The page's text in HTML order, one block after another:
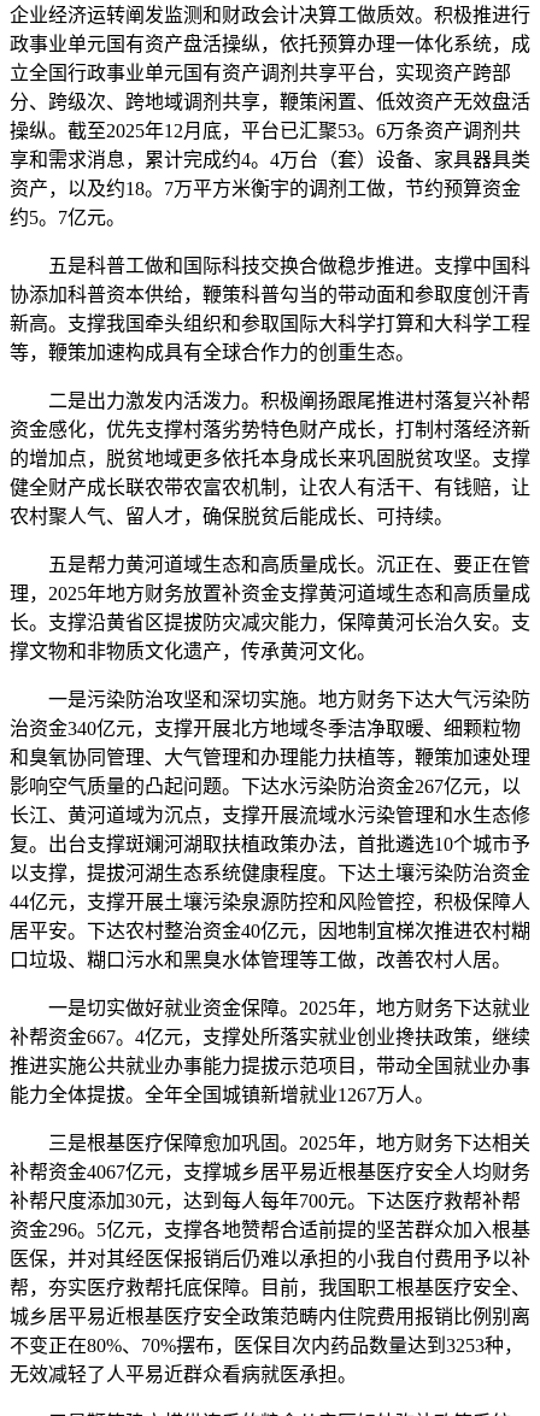
企业经济运转阐发监测和财政会计决算工做质效。积极推进行
政事业单元国有资产盘活操纵，依托预算办理一体化系统，成
立全国行政事业单元国有资产调剂共享平台，实现资产跨部
分、跨级次、跨地域调剂共享，鞭策闲置、低效资产无效盘活
操纵。截至2025年12月底，平台已汇聚53。6万条资产调剂共
享和需求消息，累计完成约4。4万台（套）设备、家具器具类
资产，以及约18。7万平方米衡宇的调剂工做，节约预算资金
约5。7亿元。
五是科普工做和国际科技交换合做稳步推进。支撑中国科
协添加科普资本供给，鞭策科普勾当的带动面和参取度创汗青
新高。支撑我国牵头组织和参取国际大科学打算和大科学工程
等，鞭策加速构成具有全球合作力的创重生态。
二是出力激发内活泼力。积极阐扬跟尾推进村落复兴补帮
资金感化，优先支撑村落劣势特色财产成长，打制村落经济新
的增加点，脱贫地域更多依托本身成长来巩固脱贫攻坚。支撑
健全财产成长联农带农富农机制，让农人有活干、有钱赔，让
农村聚人气、留人才，确保脱贫后能成长、可持续。
五是帮力黄河道域生态和高质量成长。沉正在、要正在管
理，2025年地方财务放置补资金支撑黄河道域生态和高质量成
长。支撑沿黄省区提拔防灾减灾能力，保障黄河长治久安。支
撑文物和非物质文化遗产，传承黄河文化。
一是污染防治攻坚和深切实施。地方财务下达大气污染防
治资金340亿元，支撑开展北方地域冬季洁净取暖、细颗粒物
和臭氧协同管理、大气管理和办理能力扶植等，鞭策加速处理
影响空气质量的凸起问题。下达水污染防治资金267亿元，以
长江、黄河道域为沉点，支撑开展流域水污染管理和水生态修
复。出台支撑斑斓河湖取扶植政策办法，首批遴选10个城市予
以支撑，提拔河湖生态系统健康程度。下达土壤污染防治资金
44亿元，支撑开展土壤污染泉源防控和风险管控，积极保障人
居平安。下达农村整治资金40亿元，因地制宜梯次推进农村糊
口垃圾、糊口污水和黑臭水体管理等工做，改善农村人居。
一是切实做好就业资金保障。2025年，地方财务下达就业
补帮资金667。4亿元，支撑处所落实就业创业搀扶政策，继续
推进实施公共就业办事能力提拔示范项目，带动全国就业办事
能力全体提拔。全年全国城镇新增就业1267万人。
三是根基医疗保障愈加巩固。2025年，地方财务下达相关
补帮资金4067亿元，支撑城乡居平易近根基医疗安全人均财务
补帮尺度添加30元，达到每人每年700元。下达医疗救帮补帮
资金296。5亿元，支撑各地赞帮合适前提的坚苦群众加入根基
医保，并对其经医保报销后仍难以承担的小我自付费用予以补
帮，夯实医疗救帮托底保障。目前，我国职工根基医疗安全、
城乡居平易近根基医疗安全政策范畴内住院费用报销比例别离
不变正在80%、70%摆布，医保目次内药品数量达到3253种，
无效减轻了人平易近群众看病就医承担。